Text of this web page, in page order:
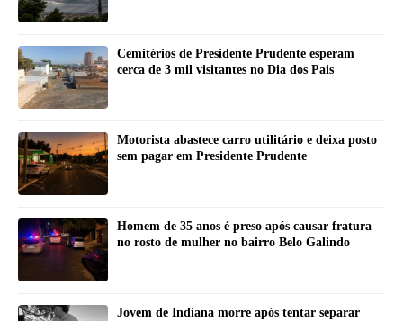
Cemitérios de Presidente Prudente esperam
cerca de 3 mil visitantes no Dia dos Pais
Motorista abastece carro utilitário e deixa posto
sem pagar em Presidente Prudente
Homem de 35 anos é preso após causar fratura
no rosto de mulher no bairro Belo Galindo
Jovem de Indiana morre após tentar separar